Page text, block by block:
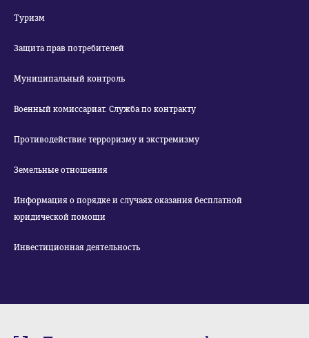
Туризм
Защита прав потребителей
Муниципальный контроль
Военный комиссариат. Служба по контракту
Противодействие терроризму и экстремизму
Земельные отношения
Информация о порядке и случаях оказания бесплатной
юридической помощи
Инвестиционная деятельность